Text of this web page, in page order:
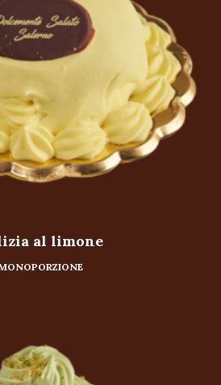
al limone